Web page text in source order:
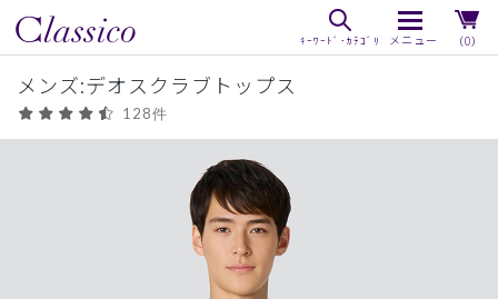
（0）
メンズ:デオスクラブトップス
128件